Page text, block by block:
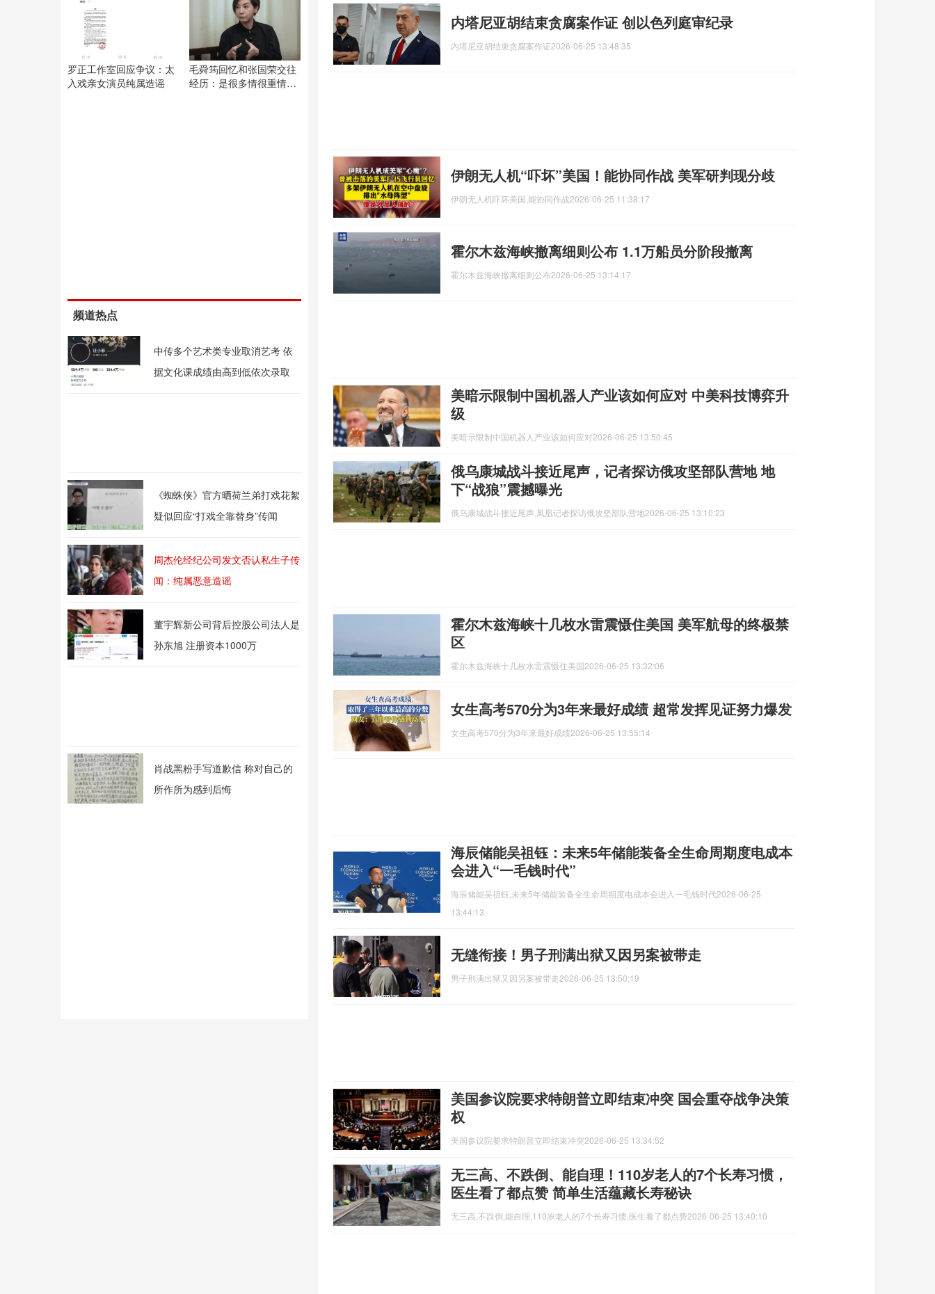
罗正工作室回应争议：太
入戏亲女演员纯属造谣
毛舜筠回忆和张国荣交往
经历：是很多情很重情的
频道热点
中传多个艺术类专业取消艺考 依
据文化课成绩由高到低依次录取
《蜘蛛侠》官方晒荷兰弟打戏花絮
疑似回应“打戏全靠替身”传闻
周杰伦经纪公司发文否认私生子传
闻：纯属恶意造谣
董宇辉新公司背后控股公司法人是
孙东旭 注册资本1000万
肖战黑粉手写道歉信 称对自己的
所作所为感到后悔
内塔尼亚胡结束贪腐案作证 创以色列庭审纪录
内塔尼亚胡结束贪腐案作证2026-06-25 13:48:35
伊朗无人机“吓坏”美国！能协同作战 美军研判现分歧
伊朗无人机吓坏美国,能协同作战2026-06-25 11:38:17
霍尔木兹海峡撤离细则公布 1.1万船员分阶段撤离
霍尔木兹海峡撤离细则公布2026-06-25 13:14:17
美暗示限制中国机器人产业该如何应对 中美科技博弈升
级
美暗示限制中国机器人产业该如何应对2026-06-25 13:50:45
俄乌康城战斗接近尾声，记者探访俄攻坚部队营地 地
下“战狼”震撼曝光
俄乌康城战斗接近尾声,凤凰记者探访俄攻坚部队营地2026-06-25 13:10:23
霍尔木兹海峡十几枚水雷震慑住美国 美军航母的终极禁
区
霍尔木兹海峡十几枚水雷震慑住美国2026-06-25 13:32:06
女生高考570分为3年来最好成绩 超常发挥见证努力爆发
女生高考570分为3年来最好成绩2026-06-25 13:55:14
海辰储能吴祖钰：未来5年储能装备全生命周期度电成本
会进入“一毛钱时代”
海辰储能吴祖钰,未来5年储能装备全生命周期度电成本会进入一毛钱时代2026-06-25
13:44:13
无缝衔接！男子刑满出狱又因另案被带走
男子刑满出狱又因另案被带走2026-06-25 13:50:19
美国参议院要求特朗普立即结束冲突 国会重夺战争决策
权
美国参议院要求特朗普立即结束冲突2026-06-25 13:34:52
无三高、不跌倒、能自理！110岁老人的7个长寿习惯，
医生看了都点赞 简单生活蕴藏长寿秘诀
无三高,不跌倒,能自理,110岁老人的7个长寿习惯,医生看了都点赞2026-06-25 13:40:10